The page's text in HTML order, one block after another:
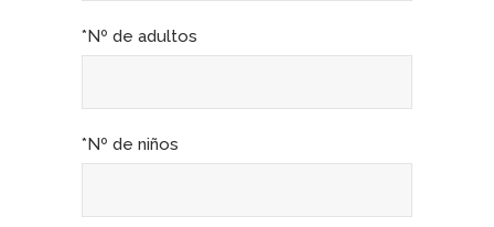
*Nº de adultos
*Nº de niños